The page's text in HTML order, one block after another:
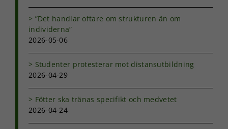
”Det handlar oftare om strukturen än om
individerna”
2026-05-06
Studenter protesterar mot distansutbildning
2026-04-29
Fötter ska tränas specifikt och medvetet
2026-04-24